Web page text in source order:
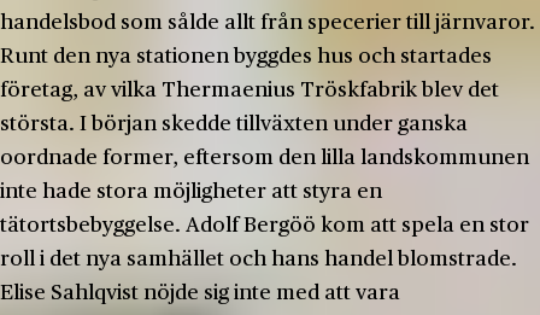
handelsbod som sålde allt från specerier till järnvaror.
Runt den nya stationen byggdes hus och startades
företag, av vilka Thermaenius Tröskfabrik blev det
största. I början skedde tillväxten under ganska
oordnade former, eftersom den lilla landskommunen
inte hade stora möjligheter att styra en
tätortsbebyggelse. Adolf Bergöö kom att spela en stor
roll i det nya samhället och hans handel blomstrade.
Elise Sahlqvist nöjde sig inte med att vara